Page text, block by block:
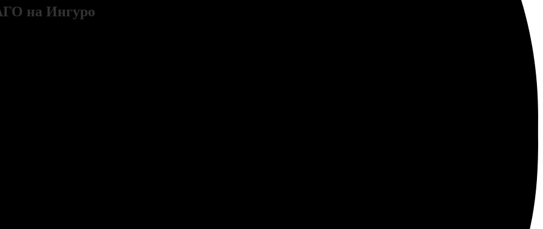
на Ингуро
за несколько минут